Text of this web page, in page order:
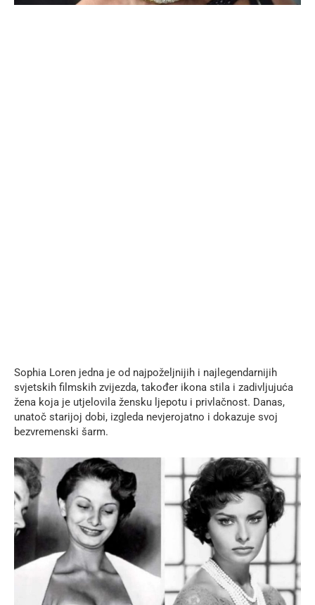
Sophia Loren jedna je od najpoželjnijih i najlegendarnijih
svjetskih filmskih zvijezda, također ikona stila i zadivljujuća
žena koja je utjelovila žensku ljepotu i privlačnost. Danas,
unatoč starijoj dobi, izgleda nevjerojatno i dokazuje svoj
bezvremenski šarm.